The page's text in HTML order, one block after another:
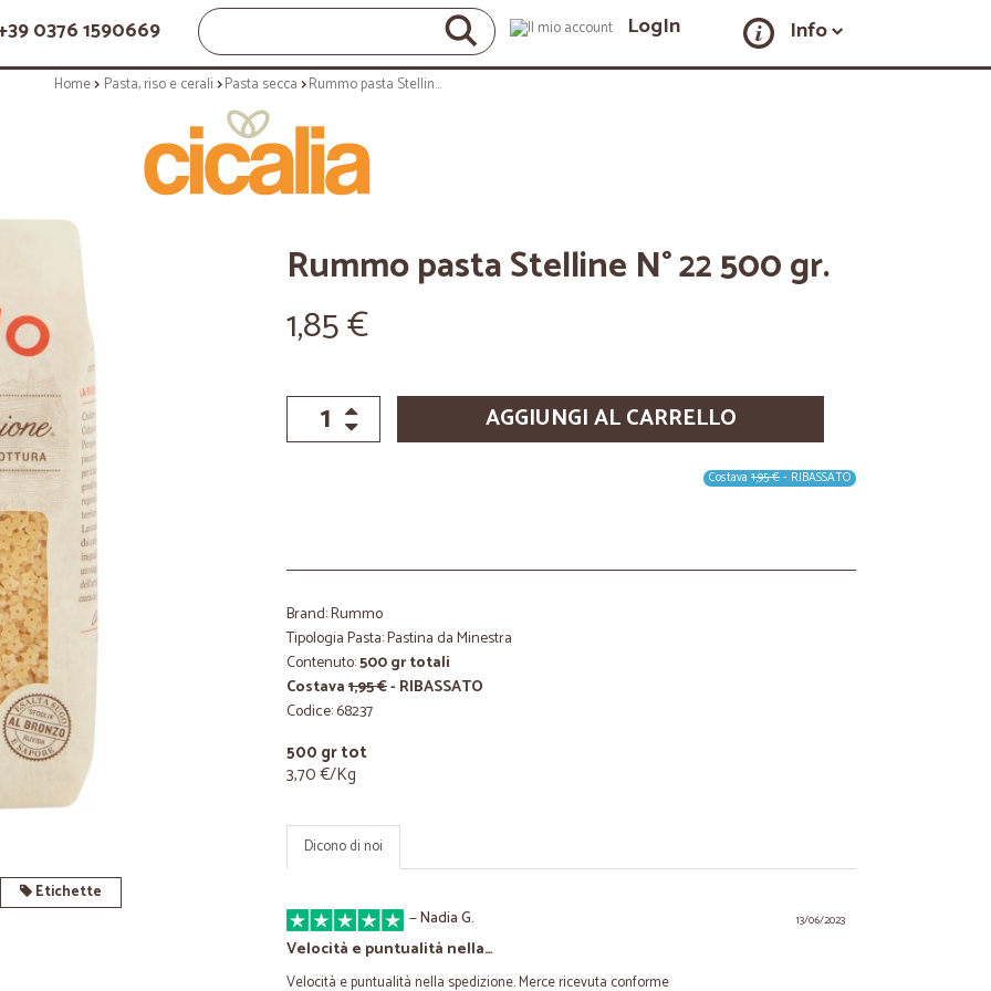
0376 1590669 LogIn Info
Home Pasta, riso e cerali Pasta secca Rummo pasta Stelline N° 22 500 gr.
Etichette
Rummo pasta Stelline N° 22 500 gr.
1,85 €
AGGIUNGI AL CARRELLO
Costava 1,95 €- RIBASSATO
Brand: Rummo
Tipologia Pasta: Pastina da Minestra
Contenuto:500 gr totali
Costava1,95 €- RIBASSATO
Codice: 68237
500 gr tot
3,70 €/Kg
Dicono di noi
13/06/2023
—Nadia G.
Velocità e puntualità nella…
Velocità e puntualità nella spedizione. Merce ricevuta conforme